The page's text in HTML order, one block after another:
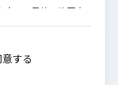
で、目的の範囲内
個人情報の利用は、
うこととし、お客様
する